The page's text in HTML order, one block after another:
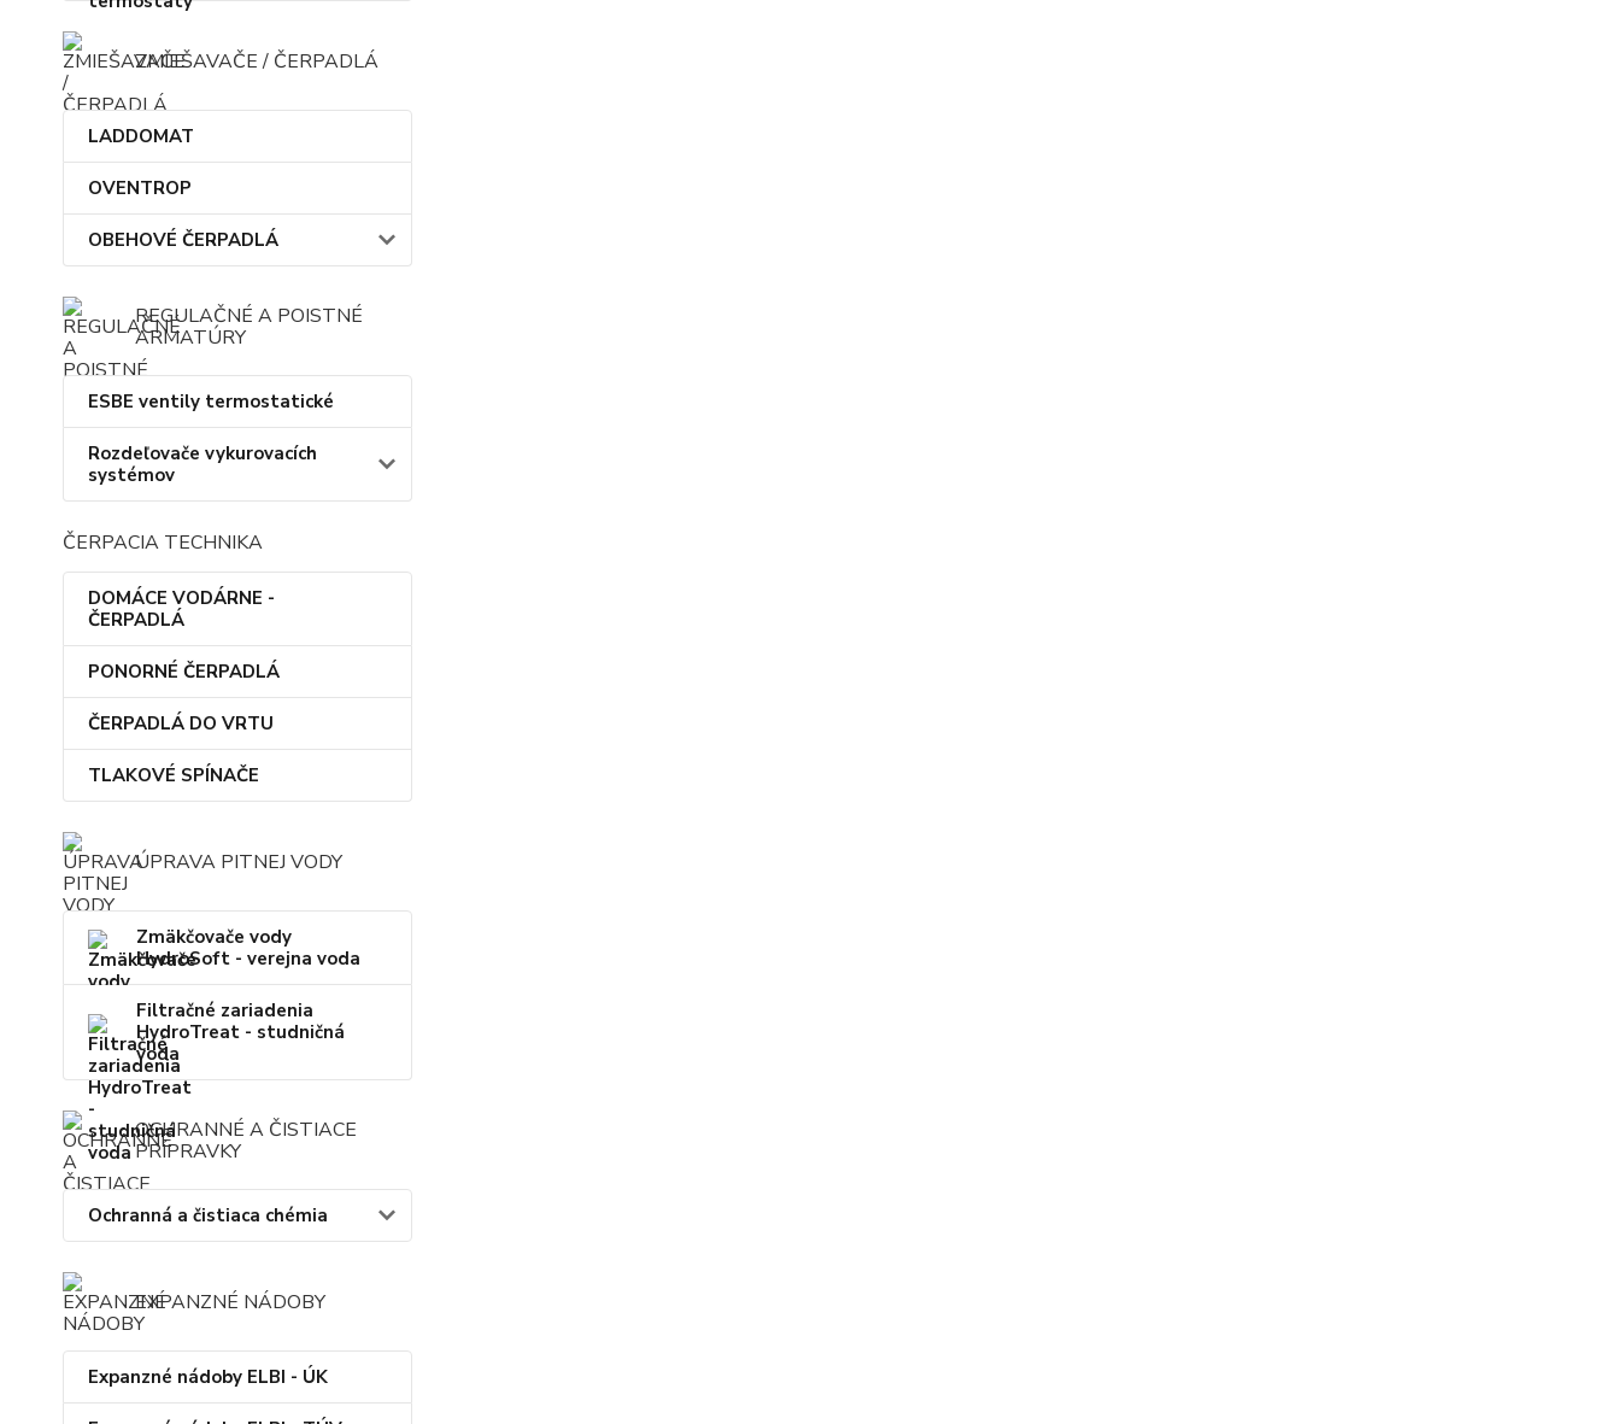
ZMIEŠAVAČE / ČERPADLÁ
LADDOMAT
OVENTROP
OBEHOVÉ ČERPADLÁ
REGULAČNÉ A POISTNÉ
ARMATÚRY
ESBE ventily termostatické
Rozdeľovače vykurovacích
systémov
ČERPACIA TECHNIKA
DOMÁCE VODÁRNE -
ČERPADLÁ
PONORNÉ ČERPADLÁ
ČERPADLÁ DO VRTU
TLAKOVÉ SPÍNAČE
ÚPRAVA PITNEJ VODY
Zmäkčovače vody
HydroSoft - verejna voda
Filtračné zariadenia
HydroTreat - studničná
voda
OCHRANNÉ A ČISTIACE
PRÍPRAVKY
Ochranná a čistiaca chémia
EXPANZNÉ NÁDOBY
Expanzné nádoby ELBI - ÚK